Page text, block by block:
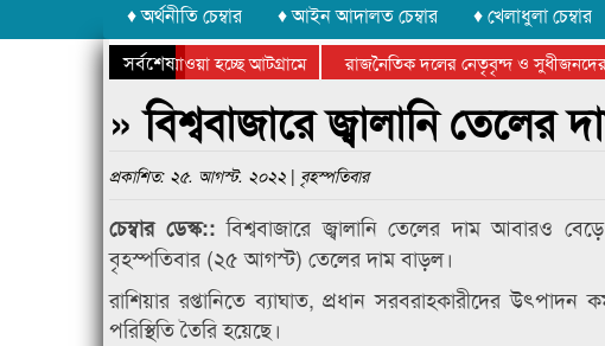
♦ অর্থনীতি চেম্বার
♦ আইন আদালত চেম্বার ♦ খেলাধুলা চেম্বার
সর্বশেষ
চুরি করে নিয়ে যাওয়া হচ্ছে আটগ্রামে রাজনৈতিক দলের নেতৃবৃন্দ ও সুধীজনদের
ক্রীড়া প্রতিযোগিতার পুরস্কার বিতরণ সম্পন্ন
সিলেটে বাংলাদেশ গ্রুপ থিয়েটার
» বিশ্ববাজারে জ্বালানি
প্রকাশিত: ২৫. আগস্ট. ২০২২ | বৃহস্পতিবার
চেম্বার ডেস্ক::বিশ্ববাজারে জ্বালানি তেলের দাম আবারও
বৃহস্পতিবার (২৫ আগস্ট) তেলের দাম বাড়ল।
রাশিয়ার রপ্তানিতে ব্যাঘাত, প্রধান সরবরাহকারীদের
পরিস্থিতি তৈরি হয়েছে।